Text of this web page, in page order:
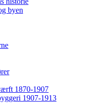
byen
1870-1907
1907-1913